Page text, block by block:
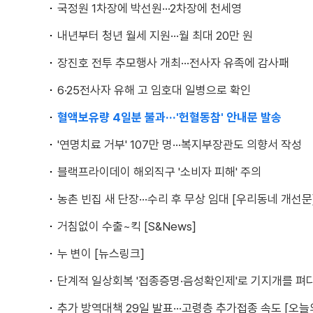
국정원 1차장에 박선원···2차장에 천세영
내년부터 청년 월세 지원···월 최대 20만 원
장진호 전투 추모행사 개최···전사자 유족에 감사패
6·25전사자 유해 고 임호대 일병으로 확인
혈액보유량 4일분 불과···'헌혈동참' 안내문 발송
'연명치료 거부' 107만 명···복지부장관도 의향서 작성
블랙프라이데이 해외직구 '소비자 피해' 주의
농촌 빈집 새 단장···수리 후 무상 임대 [우리동네 개선
거침없이 수출~킥 [S&News]
누 변이 [뉴스링크]
단계적 일상회복 '접종증명·음성확인제'로 기지개를 펴
추가 방역대책 29일 발표···고령층 추가접종 속도 [오